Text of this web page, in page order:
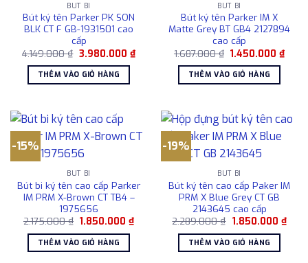
BÚT BI
Bút ký tên Parker PK SON
BLK CT F GB-1931501 cao
cấp
4.149.000₫ Giá
là:
4.149.000 ₫.
3.980.000 ₫Giá
hiện
3.980.000 ₫.
THÊM VÀO GIỎ HÀNG
BÚT BI
Bút ký tên Parker IM X
Matte Grey BT GB4 2127894
cao cấp
1.687.000₫ Giá
là:
1.687.000 ₫.
1.450.000₫Giá
hiện
THÊM VÀO GIỎ HÀNG
-15%
BÚT BI
Bút bi ký tên cao cấp Parker
IM PRM X-Brown CT TB4 –
1975656
2.175.000₫ Giá
là:
2.175.000 ₫.
1.850.000₫Giá
hiện
1.850.000 ₫.
THÊM VÀO GIỎ HÀNG
-19%
BÚT BI
Bút ký tên cao cấp Paker IM
PRM X Blue Grey CT GB
2143645 cao cấp
2.289.000₫ Giá
là:
2.289.000 ₫.
1.850.000 ₫Giá
hiện
THÊM VÀO GIỎ HÀNG